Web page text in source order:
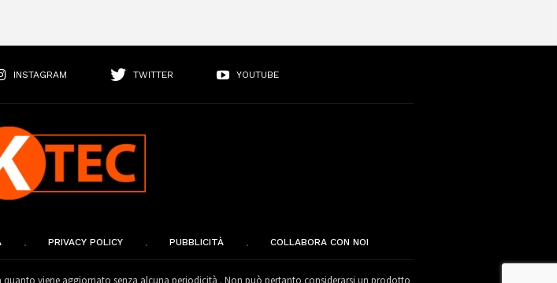
INSTAGRAM TWITTER YOUTUBE
PRIVACY POLICY PUBBLICITÀ COLLABORA CON NOI